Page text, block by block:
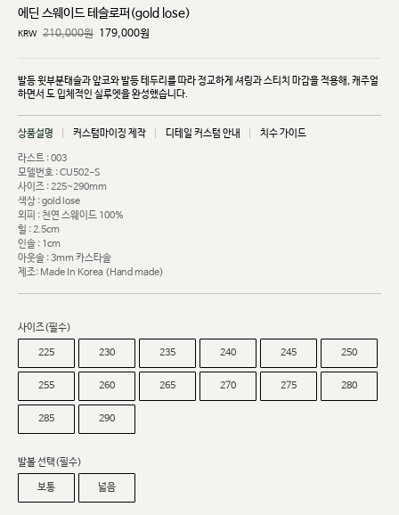
에딘 스웨이드 테슬로퍼(gold lose)
KRW 210,000원 179,000원
발등 윗부분태슬과 앞코와 발등 테두리를 따라 정교하게 셔링과 스티치 마감을 적용해, 캐주얼
하면서 도 입체적인 실루엣을 완성했습니다.
상품설명 커스텀마이징 제작 디테일 커스텀 안내 치수 가이드
라스트 : 003
모델번호 : CU502-S
사이즈 : 225~290mm
색상 : gold lose
외피 : 천연 스웨이드 100%
힐 : 2.5cm
인솔 : 1cm
아웃솔 : 3mm 카스타솔
제조: Made In Korea (Hand made)
사이즈(필수)
225 230 235 240 245 250
255 260 265 270 275 280
285 290
발볼 선택(필수)
보통 넓음